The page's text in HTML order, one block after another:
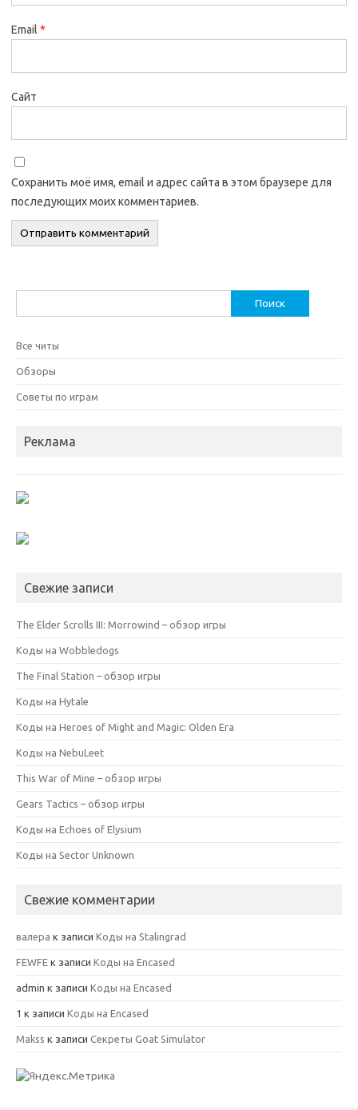
Email *
Сайт
Сохранить моё имя, email и адрес сайта в этом браузере для
последующих моих комментариев.
Все читы
Обзоры
Советы по играм
Реклама
Свежие записи
The Elder Scrolls III: Morrowind – обзор игры
Коды на Wobbledogs
The Final Station – обзор игры
Коды на Hytale
Коды на Heroes of Might and Magic: Olden Era
Коды на NebuLeet
This War of Mine – обзор игры
Gears Tactics – обзор игры
Коды на Echoes of Elysium
Коды на Sector Unknown
Свежие комментарии
валера к записи Коды на Stalingrad
FEWFE к записи Коды на Encased
admin к записи Коды на Encased
1 к записи Коды на Encased
Makss к записи Секреты Goat Simulator